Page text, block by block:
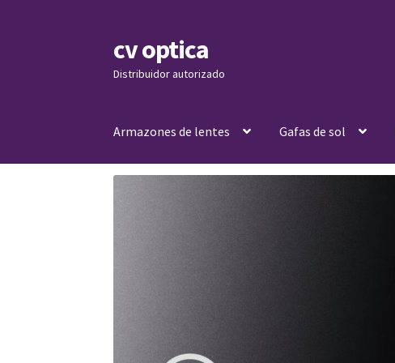
Skip
to
navigation
Skip
to
content
cv optica
Distribuidor autorizado
Armazones de lentes Gafas de sol